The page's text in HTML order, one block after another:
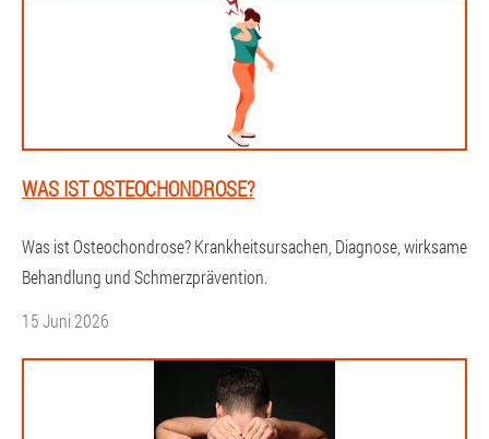
WAS IST OSTEOCHONDROSE?
Was ist Osteochondrose? Krankheitsursachen, Diagnose, wirksame
Behandlung und Schmerzprävention.
15 Juni 2026